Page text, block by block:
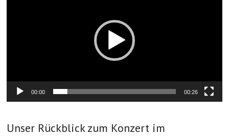
00:00 00:26
Unser Rückblick zum Konzert im